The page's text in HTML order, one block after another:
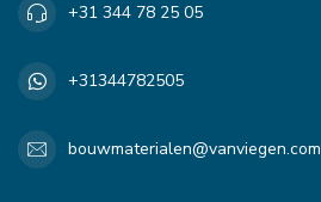
+31 344 78 25 05
+31344782505
bouwmaterialen@vanviegen.com